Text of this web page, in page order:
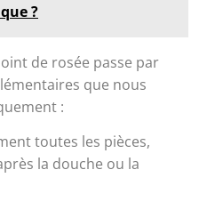
?
de rosée passe par
que nous
:
toutes les pièces,
la douche ou la